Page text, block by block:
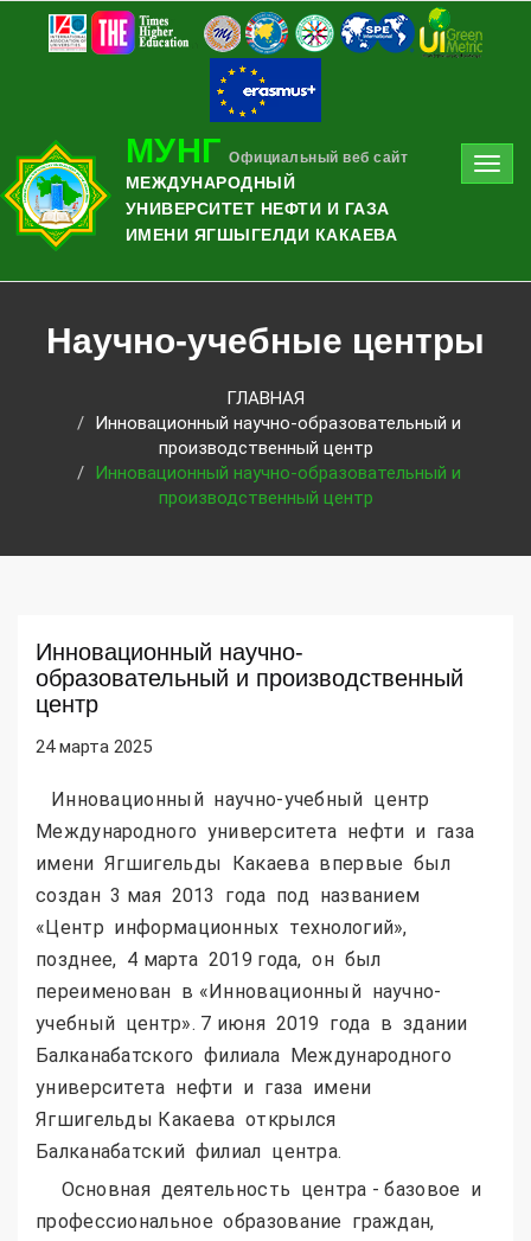
МУНГ Официальный веб сайт
МЕЖДУНАРОДНЫЙ
УНИВЕРСИТЕТ НЕФТИ И ГАЗА
ИМЕНИ ЯГШЫГЕЛДИ КАКАЕВА
Научно-учебные центры
ГЛАВНАЯ
Инновационный научно-образовательный и
производственный центр
Инновационный научно-образовательный и
производственный центр
Инновационный научно-
образовательный и производственный
центр
24 марта 2025
Инновационный научно-учебный центр
Международного университета нефти и газа
имени Ягшигельды Какаева впервые был
создан 3 мая 2013 года под названием
«Центр информационных технологий»,
позднее, 4 марта 2019 года, он был
переименован в «Инновационный научно-
учебный центр». 7 июня 2019 года в здании
Балканабатского филиала Международного
университета нефти и газа имени
Ягшигельды Какаева открылся
Балканабатский филиал центра.
Основная деятельность центра - базовое и
профессиональное образование граждан,